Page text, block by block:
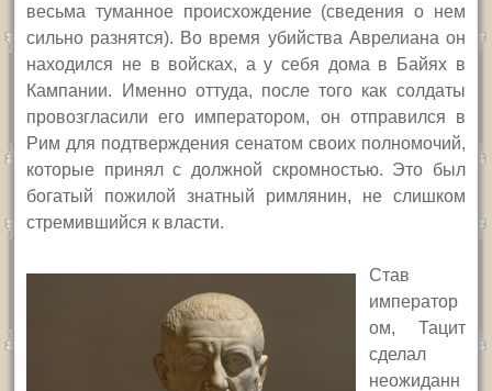
весьма туманное происхождение (сведения о нем
сильно разнятся). Во время убийства Аврелиана он
находился не в войсках, а у себя дома в Байях в
Кампании. Именно оттуда, после того как солдаты
провозгласили его императором, он отправился в
Рим для подтверждения сенатом своих полномочий,
которые принял с должной скромностью. Это был
богатый пожилой знатный римлянин, не слишком
стремившийся к власти.
Став
император
ом, Тацит
сделал
неожиданн